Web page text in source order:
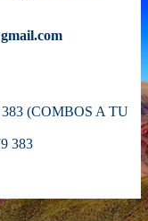
(COMBOS A TU
383